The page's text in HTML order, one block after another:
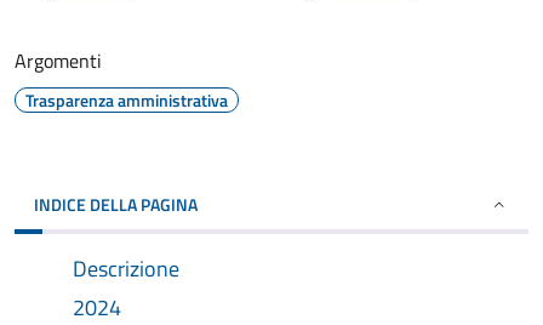
Argomenti
Trasparenza amministrativa
INDICE DELLA PAGINA
Descrizione
2024